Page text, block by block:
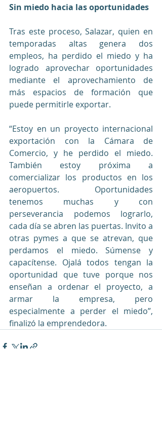
Sin miedo hacia las oportunidades
Tras este proceso, Salazar, quien en
temporadas altas genera dos
empleos, ha perdido el miedo y ha
logrado aprovechar oportunidades
mediante el aprovechamiento de
más espacios de formación que
puede permitirle exportar.
“Estoy en un proyecto internacional
exportación con la Cámara de
Comercio, y he perdido el miedo.
También estoy próxima a
comercializar los productos en los
aeropuertos. Oportunidades
tenemos muchas y con
perseverancia podemos lograrlo,
cada día se abren las puertas. Invito a
otras pymes a que se atrevan, que
perdamos el miedo. Súmense y
capacítense. Ojalá todos tengan la
oportunidad que tuve porque nos
enseñan a ordenar el proyecto, a
armar la empresa, pero
especialmente a perder el miedo”,
finalizó la emprendedora.